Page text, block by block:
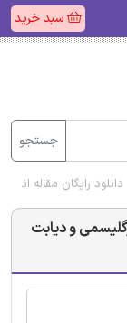
سبد خرید
جستجو
دانلود رایگان مقاله
و دیابت